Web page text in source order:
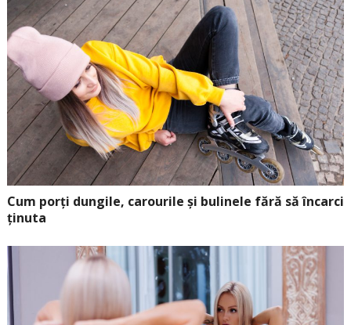
Cum porți dungile, carourile și bulinele fără să încarci
ținuta